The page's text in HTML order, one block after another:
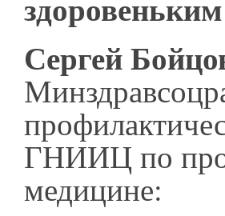
Сергей
ГНИИЦ по
медицине: